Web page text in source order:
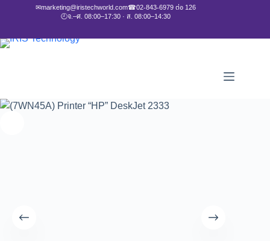
✉marketing@iristechworld.com☎02-843-6979 ต่อ 126
🕘จ.–ศ. 08:00–17:30 · ส. 08:00–14:30